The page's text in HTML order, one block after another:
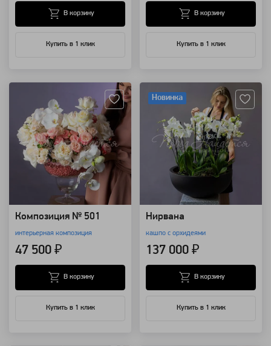
Купить в 1 клик
В корзину
Купить в 1 клик
В корзину
Композиция № 501
интерьерная композиция
47 500 ₽
Купить в 1 клик
В корзину
Новинка
Нирвана
кашпо с орхидеями
137 000 ₽
Купить в 1 клик
В корзину